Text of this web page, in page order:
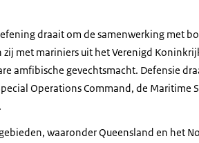
draait om de samenwerking met
met mariniers uit het Verenigd
amfibische gevechtsmacht. Defensie
Operations Command, de Maritime
waaronderQueensland en het